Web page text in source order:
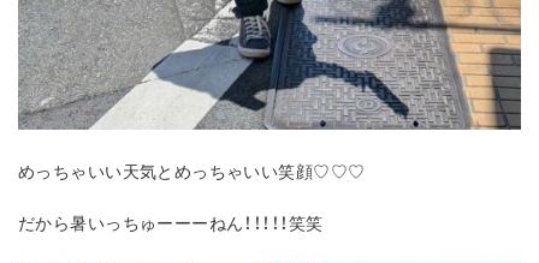
めっちゃいい天気とめっちゃいい笑顔♡♡♡
だから暑いっちゅーーーねん！！！！！笑笑